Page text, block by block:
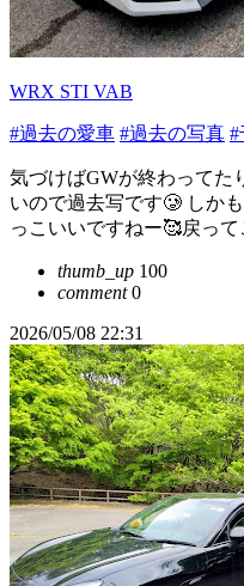
WRX STI VAB
#過去の愛車 #過去の写真 #
気づけばGWが終わってた
いので過去写です🥲 しか
っこいいですねー🥰戻っ
thumb_up 100
comment0
2026/05/08 22:31